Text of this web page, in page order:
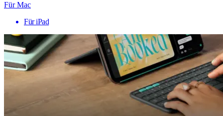
Für Mac
Für iPad